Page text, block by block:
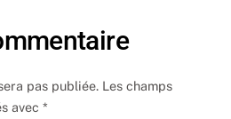
pas publiée. Les champs
avec*